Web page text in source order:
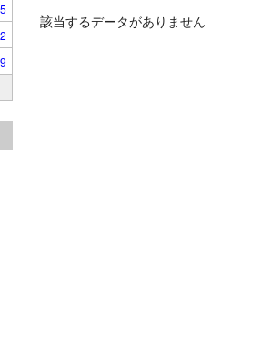
該当するデータがありません